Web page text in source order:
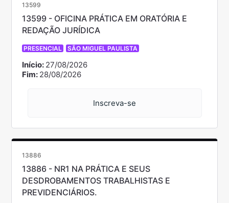
13599
13599 - OFICINA PRÁTICA EM ORATÓRIA E
REDAÇÃO JURÍDICA
PRESENCIAL SÃO MIGUEL PAULISTA
Início: 27/08/2026
Fim: 28/08/2026
Inscreva-se
13886
13886 - NR1 NA PRÁTICA E SEUS
DESDROBAMENTOS TRABALHISTAS E
PREVIDENCIÁRIOS.